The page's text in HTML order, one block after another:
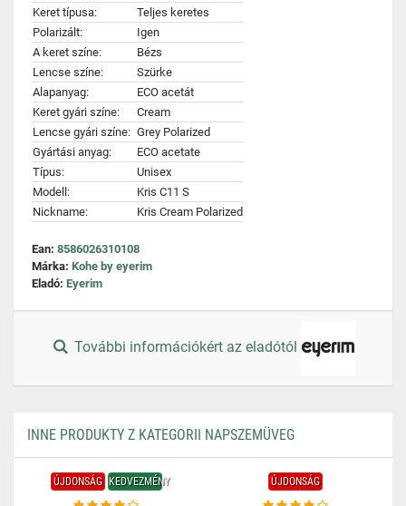
Keret típusa:
Teljes keretes
Polarizált:
Igen
A keret színe:
Bézs
Lencse színe:
Szürke
Alapanyag:
ECO acetát
Keret gyári színe:
Cream
Lencse gyári színe: Grey Polarized
Gyártási anyag:
ECO acetate
Típus:
Unisex
Modell:
Kris C11 S
Nickname:
Kris Cream Polarized
Ean: 8586026310108
Márka: Kohe by eyerim
Eladó: Eyerim
További információkért az eladótól
INNE PRODUKTY Z KATEGORII NAPSZEMÜVEG
ÚJDONSÁG KEDVEZMÉNY ÚJDONSÁG